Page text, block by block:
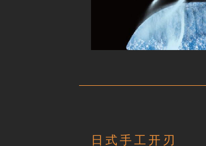
日式手工开刃